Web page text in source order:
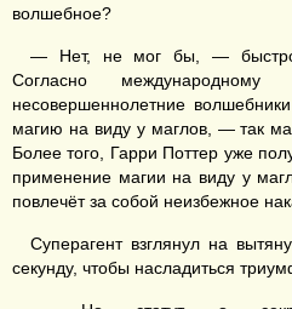
волшебное?
— Нет, не мог бы, —
Согласно международному
несовершеннолетние
магию на виду у маглов, — так
Более того, Гарри Поттер уже
применение магии на виду у
повлечёт за собой неизбежное
Суперагент взглянул на
секунду, чтобы насладиться